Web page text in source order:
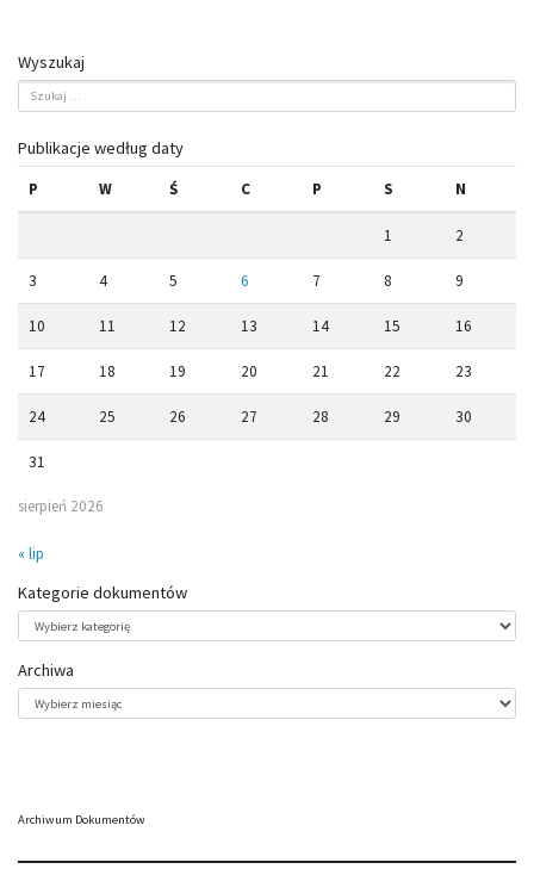
Wyszukaj
Publikacje według daty
sierpień 2026
P W Ś C P S N
1 2
3 4 5 6 7 8 9
10 11 12 13 14 15 16
17 18 19 20 21 22 23
24 25 26 27 28 29 30
31
« lip
Kategorie dokumentów
dokumentów
Archiwa
Archiwum Dokumentów